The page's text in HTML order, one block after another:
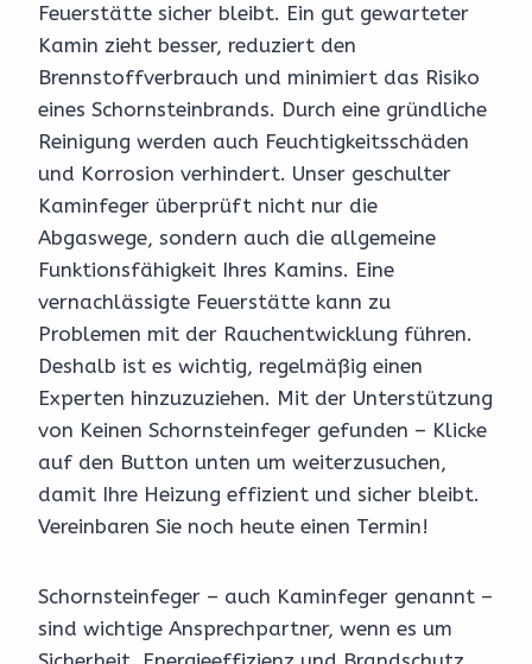
Feuerstätte sicher bleibt. Ein gut gewarteter
Kamin zieht besser, reduziert den
Brennstoffverbrauch und minimiert das Risiko
eines Schornsteinbrands. Durch eine gründliche
Reinigung werden auch Feuchtigkeitsschäden
und Korrosion verhindert. Unser geschulter
Kaminfeger überprüft nicht nur die
Abgaswege, sondern auch die allgemeine
Funktionsfähigkeit Ihres Kamins. Eine
vernachlässigte Feuerstätte kann zu
Problemen mit der Rauchentwicklung führen.
Deshalb ist es wichtig, regelmäßig einen
Experten hinzuzuziehen. Mit der Unterstützung
von Keinen Schornsteinfeger gefunden – Klicke
auf den Button unten um weiterzusuchen,
damit Ihre Heizung effizient und sicher bleibt.
Vereinbaren Sie noch heute einen Termin!
Schornsteinfeger – auch Kaminfeger genannt –
sind wichtige Ansprechpartner, wenn es um